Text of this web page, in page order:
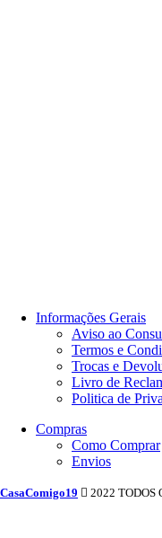
Informações Gerais
Aviso ao
Termos e
Trocas e
Livro de
Politica de
Compras
Como Comprar
Envios
CasaComigo19 2022 TODOS